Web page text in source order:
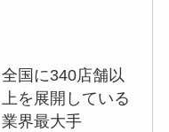
全国に340店舗以
上を展開している
業界最大手